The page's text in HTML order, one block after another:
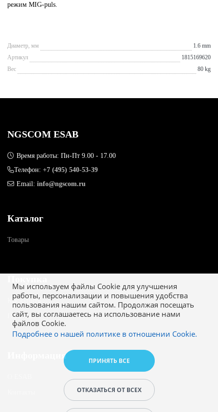
режим MIG-puls.
Диаметр, мм
1.6 mm
Артикул
1815169620
Вес
80 kg
Мы используем файлы Cookie для улучшения
работы, персонализации и повышения удобства
пользования нашим сайтом. Продолжая посещать
сайт, вы соглашаетесь на использование нами
файлов Cookie.
Подробнее о нашей политике в отношении Cookie.
ПРИНЯТЬ ВСЕ
ОТКАЗАТЬСЯ ОТ ВСЕХ
NGSCOM ESAB
Время работы: Пн-Пт 9.00 - 17.00
Телефон: +7 (495) 540-53-39
Email: info@ngscom.ru
Каталог
Товары
Как купить
Гарантия
Информация